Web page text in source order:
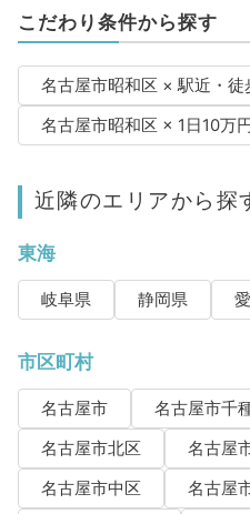
こだわり条件から探す
名古屋市昭和区 × 駅近・徒
名古屋市昭和区 × 1日10万
近隣のエリアから探
東海
岐阜県 静岡県
市区町村
名古屋市 名古屋市千
名古屋市北区
名古屋
名古屋市中区
名古屋